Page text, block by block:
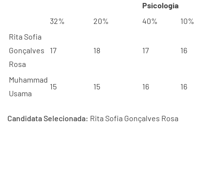
Psicologia
32% 20% 40%
10%
Rita Sofia
Gonçalves
Rosa
17 18 17 16
Muhammad
Usama
15 15 16 16
Candidata Selecionada: Rita Sofia Gonçalves Rosa